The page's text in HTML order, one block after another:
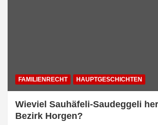
FAMILIENRECHT HAUPTGESCHICHTEN
Wieviel Sauhäfeli-Saudeggeli
Bezirk Horgen?